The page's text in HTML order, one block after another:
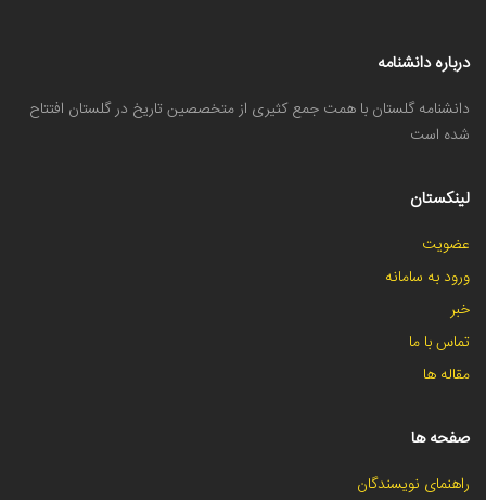
درباره دانشنامه
دانشنامه گلستان با همت جمع کثیری از متخصصین تاریخ در گلستان افتتاح
شده است
لینکستان
عضویت
ورود به سامانه
خبر
تماس با ما
مقاله ها
صفحه ها
راهنمای نویسندگان